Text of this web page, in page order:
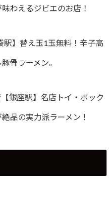
わえるジビエのお店！
駅】替え玉1玉無料！辛子高
骨ラーメン。
銀座駅】名店トイ・ボック
品の実力派ラーメン！